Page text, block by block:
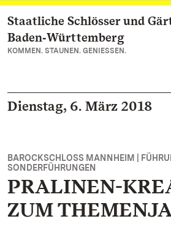
Zum Hauptinhalt springen
Staatliche Schlösser und
Baden‑Württemberg
KOMMEN. STAUNEN. GENIESSEN.
Dienstag, 6. März 2018
BAROCKSCHLOSS MANNHEIM |
SONDERFÜHRUNGEN
PRALINEN-
ZUM